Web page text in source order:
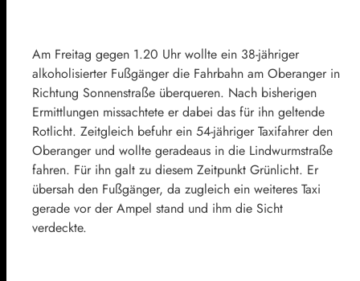
Am Freitag gegen 1.20 Uhr wollte ein 38-jähriger
alkoholisierter Fußgänger die Fahrbahn am Oberanger in
Richtung Sonnenstraße überqueren. Nach bisherigen
Ermittlungen missachtete er dabei das für ihn geltende
Rotlicht. Zeitgleich befuhr ein 54-jähriger Taxifahrer den
Oberanger und wollte geradeaus in die Lindwurmstraße
fahren. Für ihn galt zu diesem Zeitpunkt Grünlicht. Er
übersah den Fußgänger, da zugleich ein weiteres Taxi
gerade vor der Ampel stand und ihm die Sicht
verdeckte.